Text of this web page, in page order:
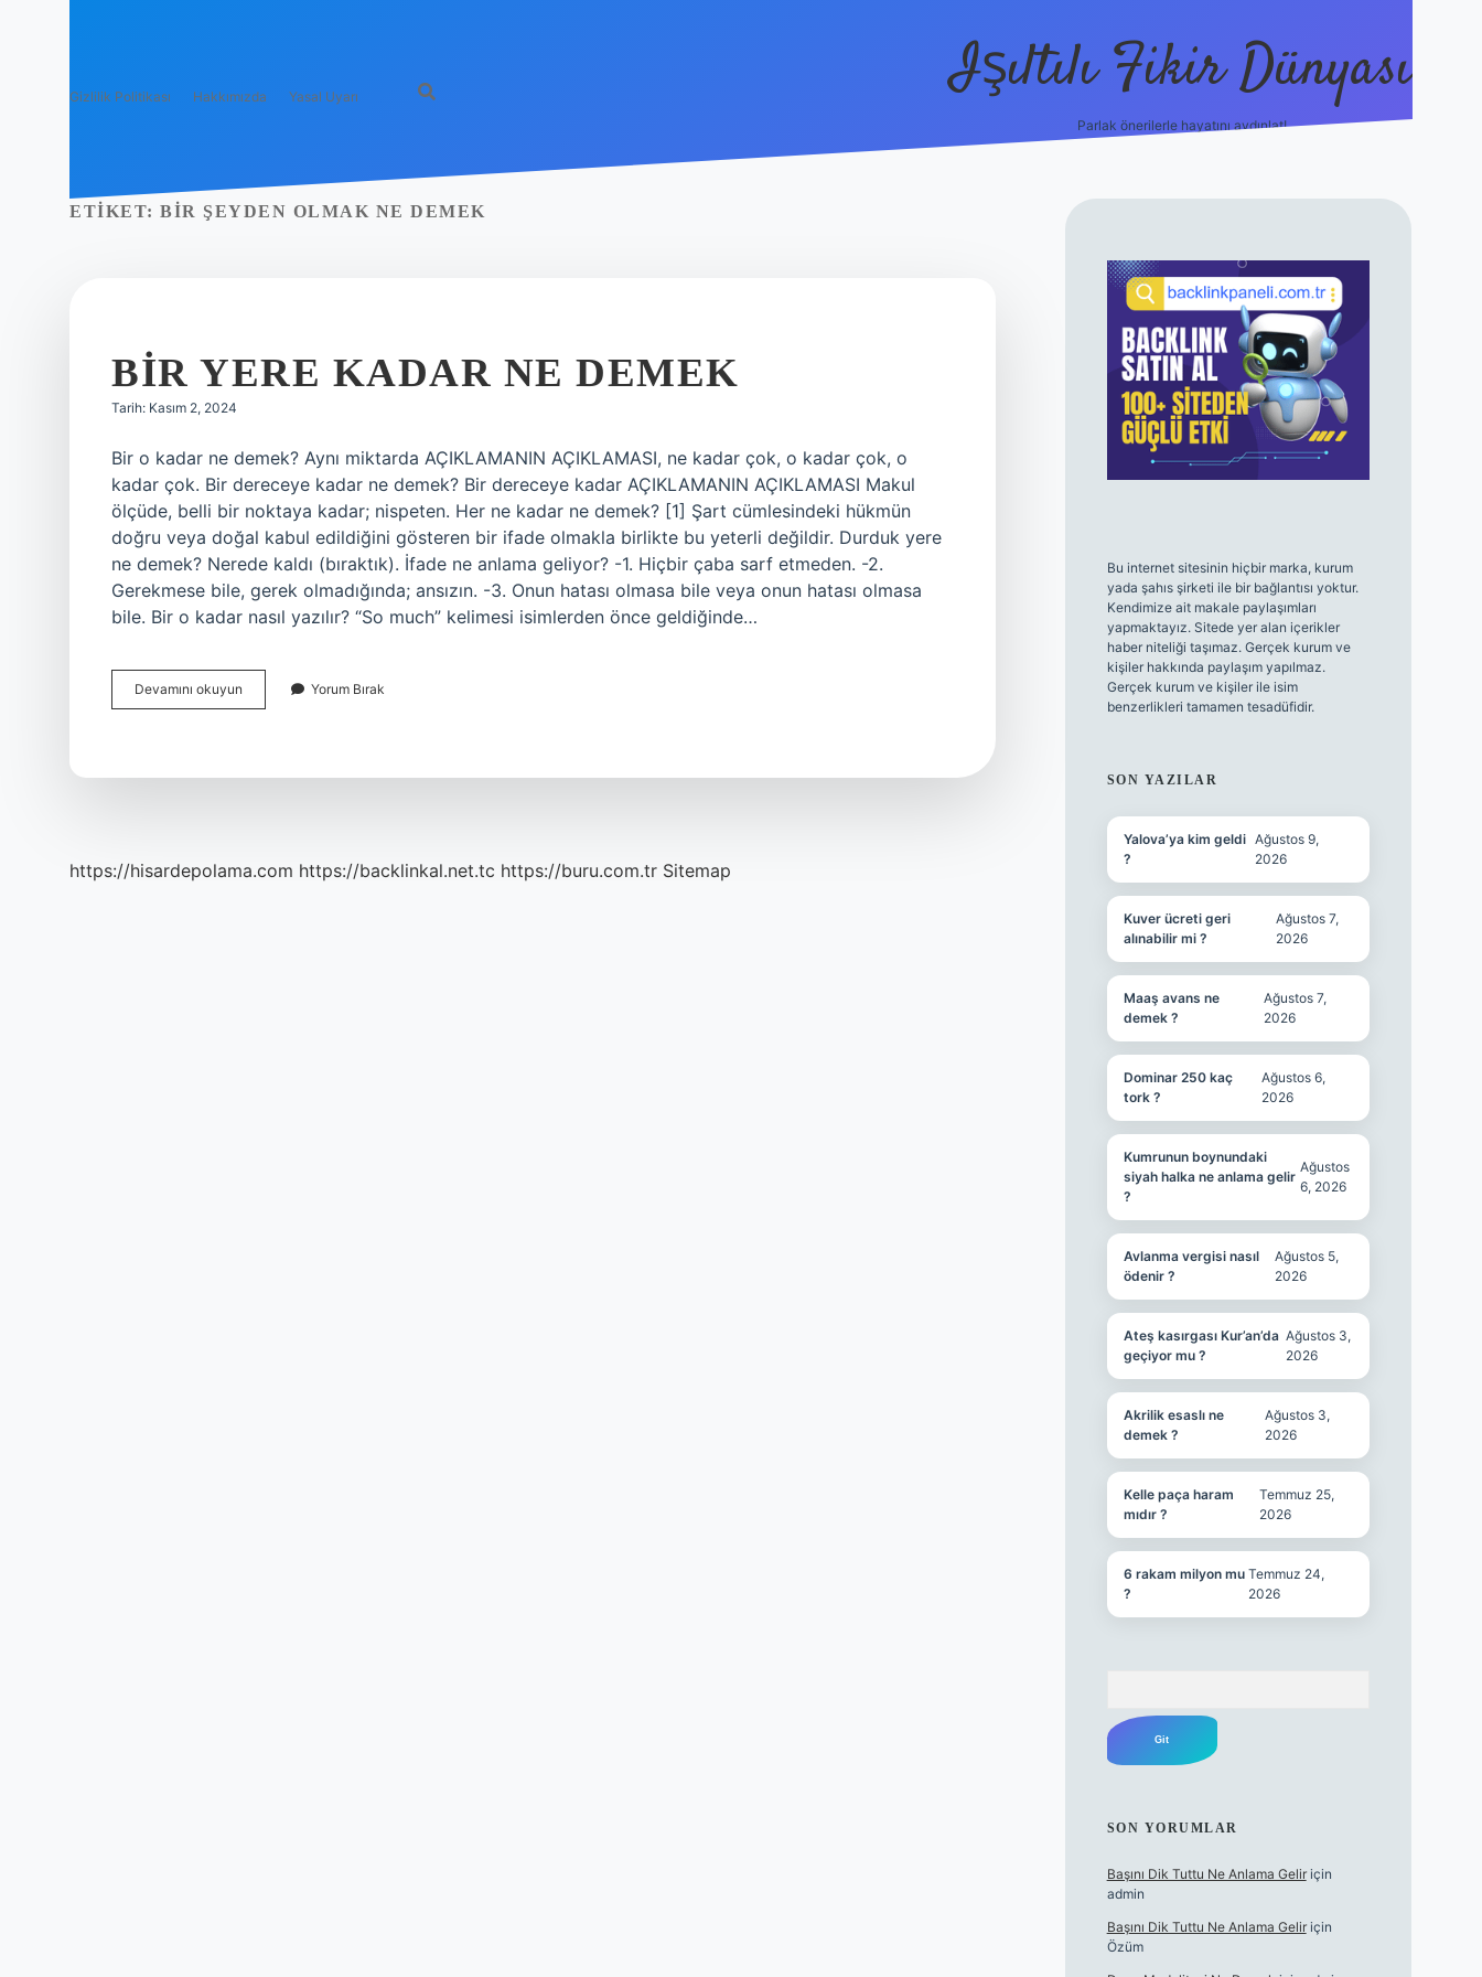
Gizlilik Politikası Hakkımızda Yasal Uyarı Işıltılı Fikir Dünyası
Parlak önerilerle hayatını aydınlat!
ETIKET: BIR ŞEYDEN OLMAK NE DEMEK
BIR YERE KADAR NE DEMEK
Tarih: Kasım 2, 2024
Bir o kadar ne demek? Aynı miktarda AÇIKLAMANIN AÇIKLAMASI, ne kadar çok, o kadar çok, o
kadar çok. Bir dereceye kadar ne demek? Bir dereceye kadar AÇIKLAMANIN AÇIKLAMASI Makul
ölçüde, belli bir noktaya kadar; nispeten. Her ne kadar ne demek? [1] Şart cümlesindeki hükmün
doğru veya doğal kabul edildiğini gösteren bir ifade olmakla birlikte bu yeterli değildir. Durduk yere
ne demek? Nerede kaldı (bıraktık). İfade ne anlama geliyor? -1. Hiçbir çaba sarf etmeden. -2.
Gerekmese bile, gerek olmadığında; ansızın. -3. Onun hatası olmasa bile veya onun hatası olmasa
bile. Bir o kadar nasıl yazılır? “So much” kelimesi isimlerden önce geldiğinde…
Devamını okuyun
Yere
Yorum Bırak
https://hisardepolama.com https://backlinkal.net.tc https://buru.com.tr Sitemap
SIDEBAR
Bu internet sitesinin hiçbir marka, kurum
yada şahıs şirketi ile bir bağlantısı yoktur.
Kendimize ait makale paylaşımları
yapmaktayız. Sitede yer alan içerikler
haber niteliği taşımaz. Gerçek kurum ve
kişiler hakkında paylaşım yapılmaz.
Gerçek kurum ve kişiler ile isim
benzerlikleri tamamen tesadüfidir.
SON YAZILAR
Yalova’ya kim geldi
?
Ağustos 9,
2026
Kuver ücreti geri
alınabilir mi ?
Ağustos 7,
2026
Maaş avans ne
demek ?
Ağustos 7,
2026
Dominar 250 kaç
tork ?
Ağustos 6,
2026
Kumrunun boynundaki
siyah halka ne anlama gelir
?
Ağustos
6, 2026
Avlanma vergisi nasıl
ödenir ?
Ağustos 5,
2026
Ateş kasırgası Kur’an’da
geçiyor mu ?
Ağustos 3,
2026
Akrilik esaslı ne
demek ?
Ağustos 3,
2026
Kelle paça haram
mıdır ?
Temmuz 25,
2026
6 rakam milyon mu
?
Temmuz 24,
2026
SON YORUMLAR
Başını Dik Tuttu Ne Anlama Geliriçin
admin
Başını Dik Tuttu Ne Anlama Geliriçin
Özüm
ilbet canlı